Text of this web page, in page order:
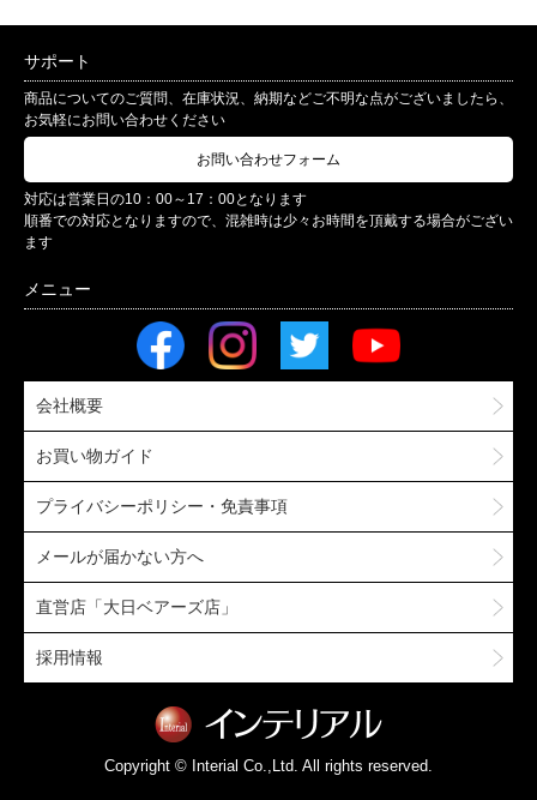
サポート
商品についてのご質問、在庫状況、納期などご不明な点がございましたら、
お気軽にお問い合わせください
お問い合わせフォーム
対応は営業日の10：00～17：00となります
順番での対応となりますので、混雑時は少々お時間を頂戴する場合がござい
ます
会社概要
お買い物ガイド
プライバシーポリシー・免責事項
メールが届かない方へ
直営店「大日ベアーズ店」
採用情報
Copyright © Interial Co.,Ltd. All rights reserved.